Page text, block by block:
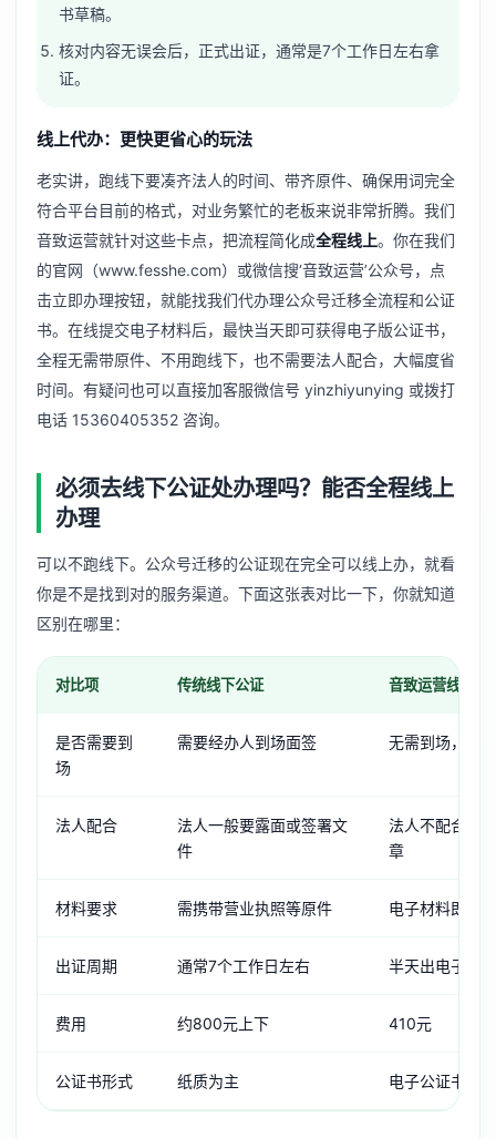
书草稿。
核对内容无误会后，正式出证，通常是7个工作日左右拿
证。
线上代办：更快更省心的玩法
老实讲，跑线下要凑齐法人的时间、带齐原件、确保用词完全
符合平台目前的格式，对业务繁忙的老板来说非常折腾。我们
音致运营就针对这些卡点，把流程简化成全程线上。你在我们
的官网（www.fesshe.com）或微信搜‘音致运营’公众号，点
击立即办理按钮，就能找我们代办理公众号迁移全流程和公证
书。在线提交电子材料后，最快当天即可获得电子版公证书，
全程无需带原件、不用跑线下，也不需要法人配合，大幅度省
时间。有疑问也可以直接加客服微信号 yinzhiyunying 或拨打
电话 15360405352 咨询。
必须去线下公证处办理吗？能否全程线上
办理
可以不跑线下。公众号迁移的公证现在完全可以线上办，就看
你是不是找到对的服务渠道。下面这张表对比一下，你就知道
区别在哪里：
对比项 传统线下公证 音致运营线上代
是否需要到
场
需要经办人到场面签 无需到场，全
法人配合
法人一般要露面或签署文
件
法人不配合只
章
材料要求 需携带营业执照等原件 电子材料即可
出证周期 通常7个工作日左右 半天出电子公
费用 约800元上下 410元
公证书形式 纸质为主 电子公证书，